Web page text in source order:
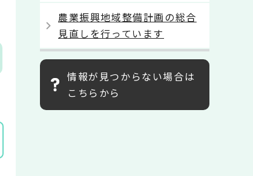
農業振興地域整備計画の総合
見直しを行っています
情報が見つからない場合は
こちらから